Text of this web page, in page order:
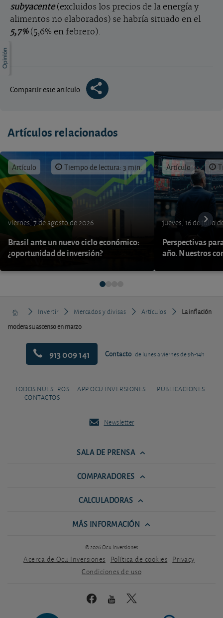
subyacente(excluidos los precios de la energía y
alimentos no elaborados) se habría situado en el
5,7%(5,6% en febrero).
Compartir este artículo
Artículos relacionados
Artículo Tiempo de lectura: 3 min.
viernes, 7 de agosto de 2026
Brasil ante un nuevo ciclo económico:
¿oportunidad de inversión?
Artículo
jueves, 16 de julio
Perspectivas
año. Nuestros
Invertir Mercados y divisas Artículos
La inflación
modera su ascenso en marzo
913 009 141 Contacto de lunes a viernes de 9h-14h
TODOS NUESTROS
CONTACTOS
APP OCU INVERSIONES PUBLICACIONES
Newsletter
SALA DE PRENSA
COMPARADORES
CALCULADORAS
MÁS INFORMACIÓN
© 2026 Ocu Inversiones
Acerca de Ocu Inversiones Política de cookies Privacy
Condiciones de uso